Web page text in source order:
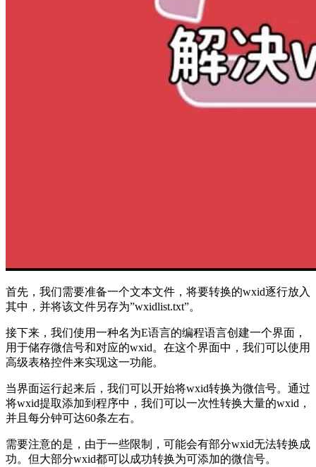
首先，我们需要准备一个文本文件，将要转换的wxid逐行放入
其中，并将该文件另存为”wxidlist.txt”。
接下来，我们使用一种名为E语言的编程语言创建一个界面，
用于储存微信号和对应的wxid。在这个界面中，我们可以使用
高级表格控件来实现这一功能。
当界面运行起来后，我们可以开始将wxid转换为微信号。通过
将wxid提取添加到程序中，我们可以一次性转换大量的wxid，
并且每分钟可达60条左右。
需要注意的是，由于一些限制，可能会有部分wxid无法转换成
功。但大部分wxid都可以成功转换为可添加的微信号。